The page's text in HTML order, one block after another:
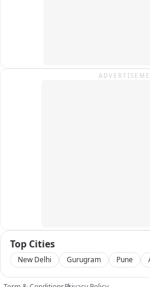
Top Cities
New Delhi Gurugram Pune